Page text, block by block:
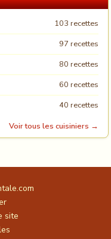
103 recettes
97 recettes
80 recettes
60 recettes
40 recettes
Voir tous les cuisiniers →
site